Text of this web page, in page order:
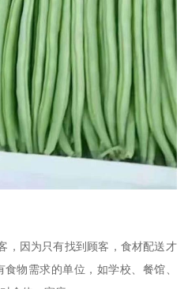
，因为只有找到顾客，食材配送才
物需求的单位，如学校、餐馆、